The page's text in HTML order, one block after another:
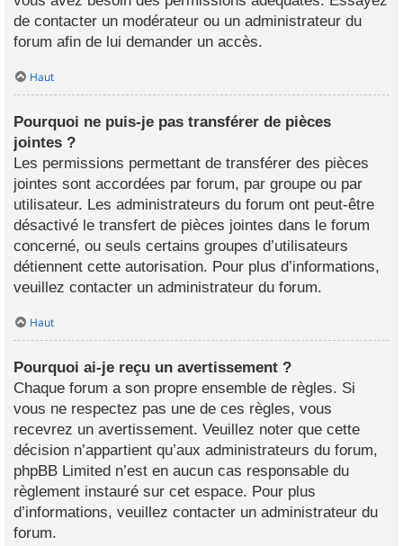
de contacter un modérateur ou un administrateur du
forum afin de lui demander un accès.
Haut
Pourquoi ne puis-je pas transférer de pièces
jointes ?
Les permissions permettant de transférer des pièces
jointes sont accordées par forum, par groupe ou par
utilisateur. Les administrateurs du forum ont peut-être
désactivé le transfert de pièces jointes dans le forum
concerné, ou seuls certains groupes d’utilisateurs
détiennent cette autorisation. Pour plus d’informations,
veuillez contacter un administrateur du forum.
Haut
Pourquoi ai-je reçu un avertissement ?
Chaque forum a son propre ensemble de règles. Si
vous ne respectez pas une de ces règles, vous
recevrez un avertissement. Veuillez noter que cette
décision n’appartient qu’aux administrateurs du forum,
phpBB Limited n’est en aucun cas responsable du
règlement instauré sur cet espace. Pour plus
d’informations, veuillez contacter un administrateur du
forum.